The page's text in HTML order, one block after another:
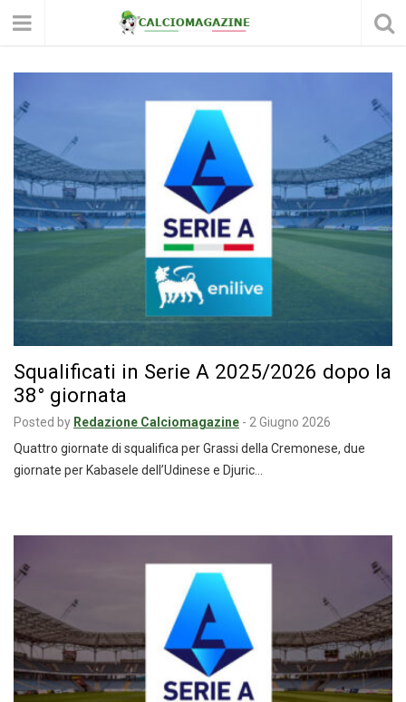
Squalificati in Serie A 2025/2026 dopo la
38° giornata
Posted by Redazione Calciomagazine - 2 Giugno 2026
Quattro giornate di squalifica per Grassi della Cremonese, due
giornate per Kabasele dell’Udinese e Djuric…